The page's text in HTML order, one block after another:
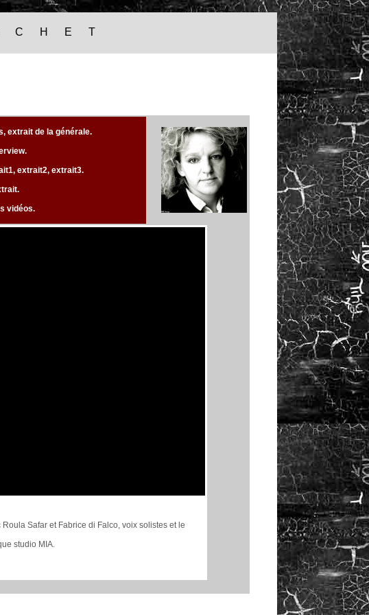
H E T
extrait de la générale.
extrait2, extrait3.
vidéos.
Safar et Fabrice di Falco, voix solistes et le
studio MIA.